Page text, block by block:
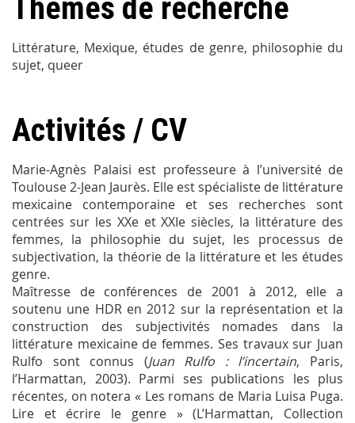
Thèmes de recherche
Littérature, Mexique, études de genre, philosophie du
sujet, queer
Activités / CV
Marie-Agnès Palaisi est professeure à l’université de
Toulouse 2-Jean Jaurès. Elle est spécialiste de littérature
mexicaine contemporaine et ses recherches sont
centrées sur les XXe et XXIe siècles, la littérature des
femmes, la philosophie du sujet, les processus de
subjectivation, la théorie de la littérature et les études
genre.
Maîtresse de conférences de 2001 à 2012, elle a
soutenu une HDR en 2012 sur la représentation et la
construction des subjectivités nomades dans la
littérature mexicaine de femmes. Ses travaux sur Juan
Rulfo sont connus (Juan Rulfo : l’incertain, Paris,
l’Harmattan, 2003). Parmi ses publications les plus
récentes, on notera « Les romans de Maria Luisa Puga.
Lire et écrire le genre » (L’Harmattan, Collection